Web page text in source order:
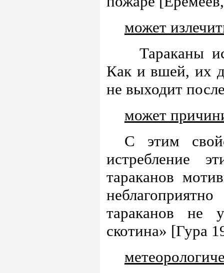
может
Тараканы
Как и вшей, их
не выходит
может
С этим
истребление
тараканов
тараканов не
скотина» [Гура